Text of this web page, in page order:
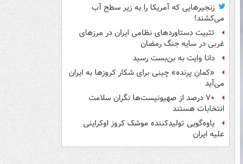
زنجیرهایی که آمریکا را به زیر سطح آب
می‌کشند!
تثبیت دستاوردهای نظامی ایران در مرزهای
غربی در سایه جنگ رمضان
دانا وایت به بن‌بست رسید
«کمانِ پرنده» چینی برای شکار کروزها به ایران
می‌آید
۷۰ درصد از صهیونیست‌ها نگران سلامت
انتخابات هستند
یاوه‌گویی تولیدکننده موشک کروز اوکراینی
علیه ایران